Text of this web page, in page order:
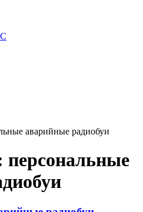
аварийные радиобуи
персональные